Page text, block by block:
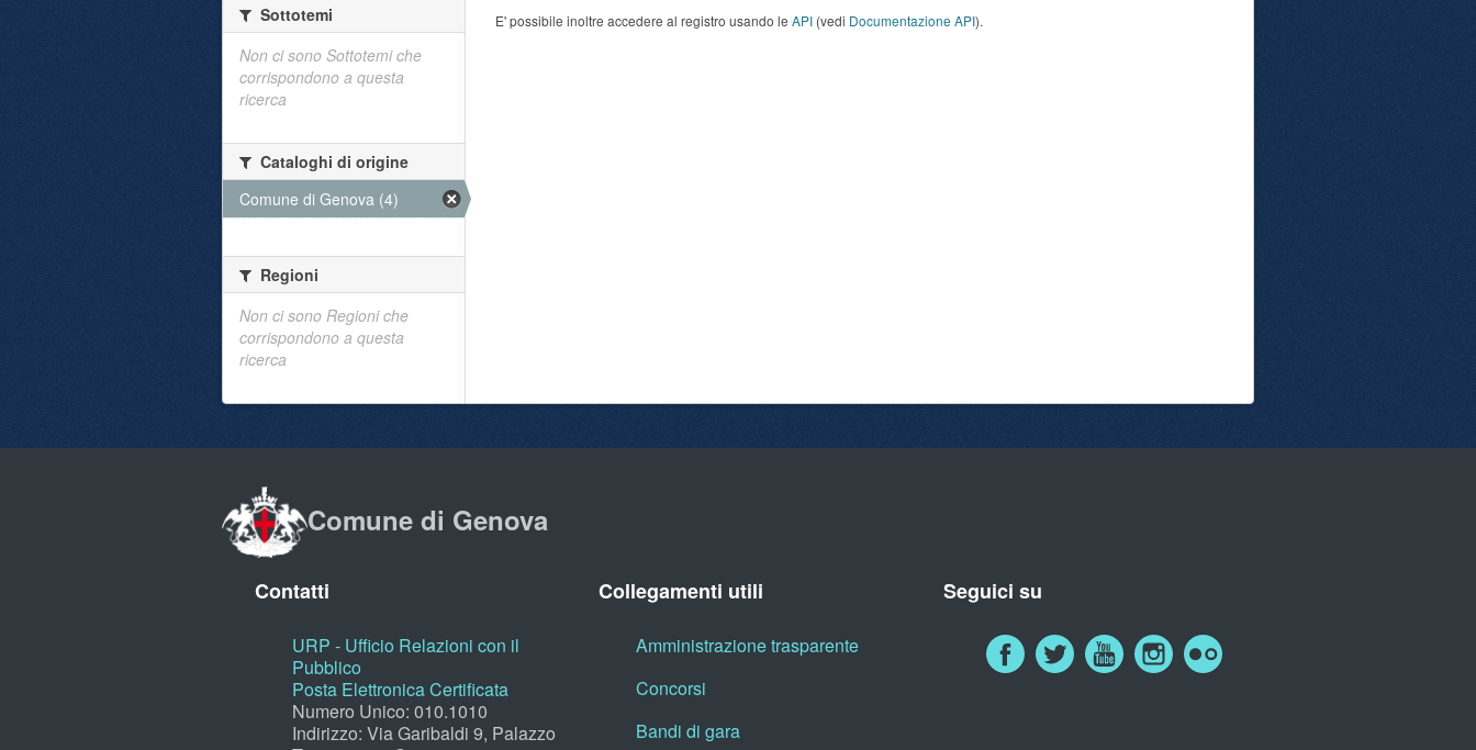
E' possibile inoltre accedere al registro usando le API (vedi Documentazione API).
Sottotemi
Non ci sono Sottotemi che
corrispondono a questa
ricerca
Cataloghi di origine
Comune di Genova (4)
Regioni
Non ci sono Regioni che
corrispondono a questa
ricerca
Comune di Genova
Contatti
URP - Ufficio Relazioni con il
Pubblico
Posta Elettronica Certificata
Numero Unico: 010.1010
Indirizzo: Via Garibaldi 9, Palazzo
Collegamenti utili
Amministrazione trasparente
Concorsi
Bandi di gara
Seguici su